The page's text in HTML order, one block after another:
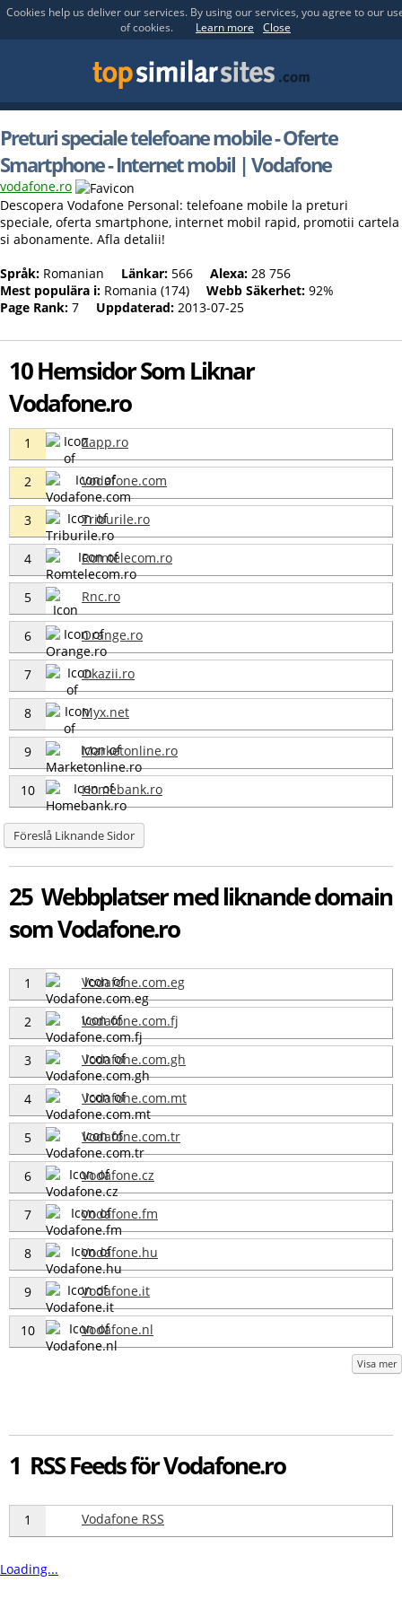
Cookies help us deliver our services. By using our services, you agree to our
of cookies.
Learn more Close
Preturi speciale telefoane mobile - Oferte
Smartphone - Internet mobil | Vodafone
vodafone.ro
Descopera Vodafone Personal: telefoane mobile la preturi
speciale, oferta smartphone, internet mobil rapid, promotii cartela
si abonamente. Afla detalii!
Språk: Romanian Länkar: 566 Alexa: 28 756
Mest populära i: Romania (174) Webb Säkerhet: 92%
Page Rank: 7 Uppdaterad: 2013-07-25
10 Hemsidor Som Liknar
Vodafone.ro
1 Zapp.ro
2 Vodafone.com
3 Triburile.ro
4 Romtelecom.ro
5 Rnc.ro
6 Orange.ro
7 Okazii.ro
8 Myx.net
9 Marketonline.ro
10 Homebank.ro
Föreslå Liknande Sidor
25 Webbplatser med liknande domain
som Vodafone.ro
1 Vodafone.com.eg
2 Vodafone.com.fj
3 Vodafone.com.gh
4 Vodafone.com.mt
5 Vodafone.com.tr
6 Vodafone.cz
7 Vodafone.fm
8 Vodafone.hu
9 Vodafone.it
10 Vodafone.nl
Visa mer
1 RSS Feeds för Vodafone.ro
1 Vodafone RSS
Loading...